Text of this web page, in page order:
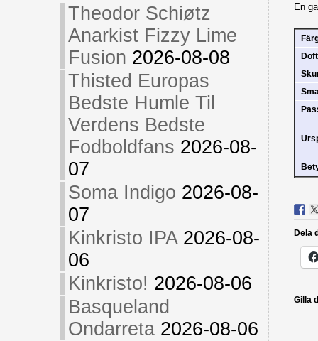
Theodor Schiøtz
Anarkist Fizzy Lime
Fusion 2026-08-08
Thisted Europas
Bedste Humle Til
Verdens Bedste
Fodboldfans 2026-08-
07
Soma Indigo 2026-08-
07
Kinkristo IPA 2026-08-
06
Kinkristo! 2026-08-06
Basqueland
Ondarreta 2026-08-06
En
Doft
Dela
Gilla